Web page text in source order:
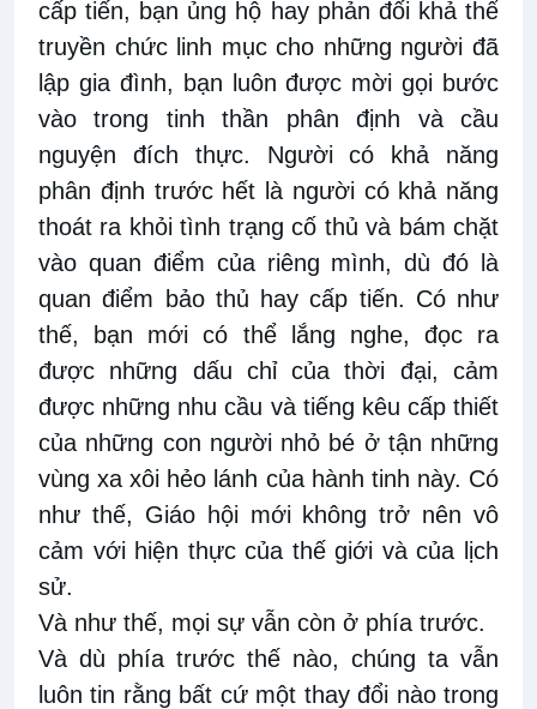
cấp tiến, bạn ủng hộ hay phản đối khả thể
truyền chức linh mục cho những người đã
lập gia đình, bạn luôn được mời gọi bước
vào trong tinh thần phân định và cầu
nguyện đích thực. Người có khả năng
phân định trước hết là người có khả năng
thoát ra khỏi tình trạng cố thủ và bám chặt
vào quan điểm của riêng mình, dù đó là
quan điểm bảo thủ hay cấp tiến. Có như
thế, bạn mới có thể lắng nghe, đọc ra
được những dấu chỉ của thời đại, cảm
được những nhu cầu và tiếng kêu cấp thiết
của những con người nhỏ bé ở tận những
vùng xa xôi hẻo lánh của hành tinh này. Có
như thế, Giáo hội mới không trở nên vô
cảm với hiện thực của thế giới và của lịch
sử.
Và như thế, mọi sự vẫn còn ở phía trước.
Và dù phía trước thế nào, chúng ta vẫn
luôn tin rằng bất cứ một thay đổi nào trong